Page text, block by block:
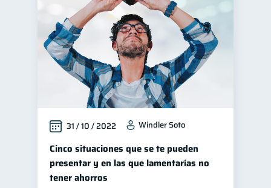
31 / 10 / 2022 Windler Soto
Cinco situaciones que se te pueden
presentar y en las que lamentarías no
tener ahorros